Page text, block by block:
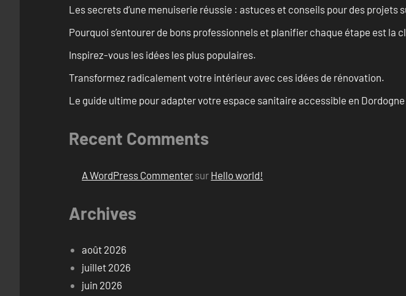
Les secrets d’une menuiserie réussie : astuces et conseils pour des projets
Pourquoi s’entourer de bons professionnels et planifier chaque étape est
Inspirez-vous les idées les plus populaires.
Transformez radicalement votre intérieur avec ces idées de rénovation.
Le guide ultime pour adapter votre espace sanitaire accessible en
Recent Comments
A WordPress Commenter sur Hello world!
Archives
août 2026
juillet 2026
juin 2026